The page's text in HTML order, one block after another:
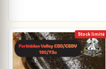
Stock limité